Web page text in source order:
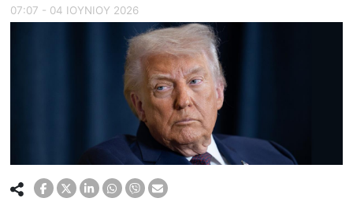
07:07 - 04 ΙΟΥΝΙΟΥ 2026